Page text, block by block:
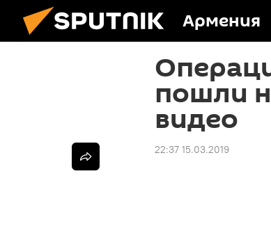
Армения
пошли
видео
22:37 15.03.2019